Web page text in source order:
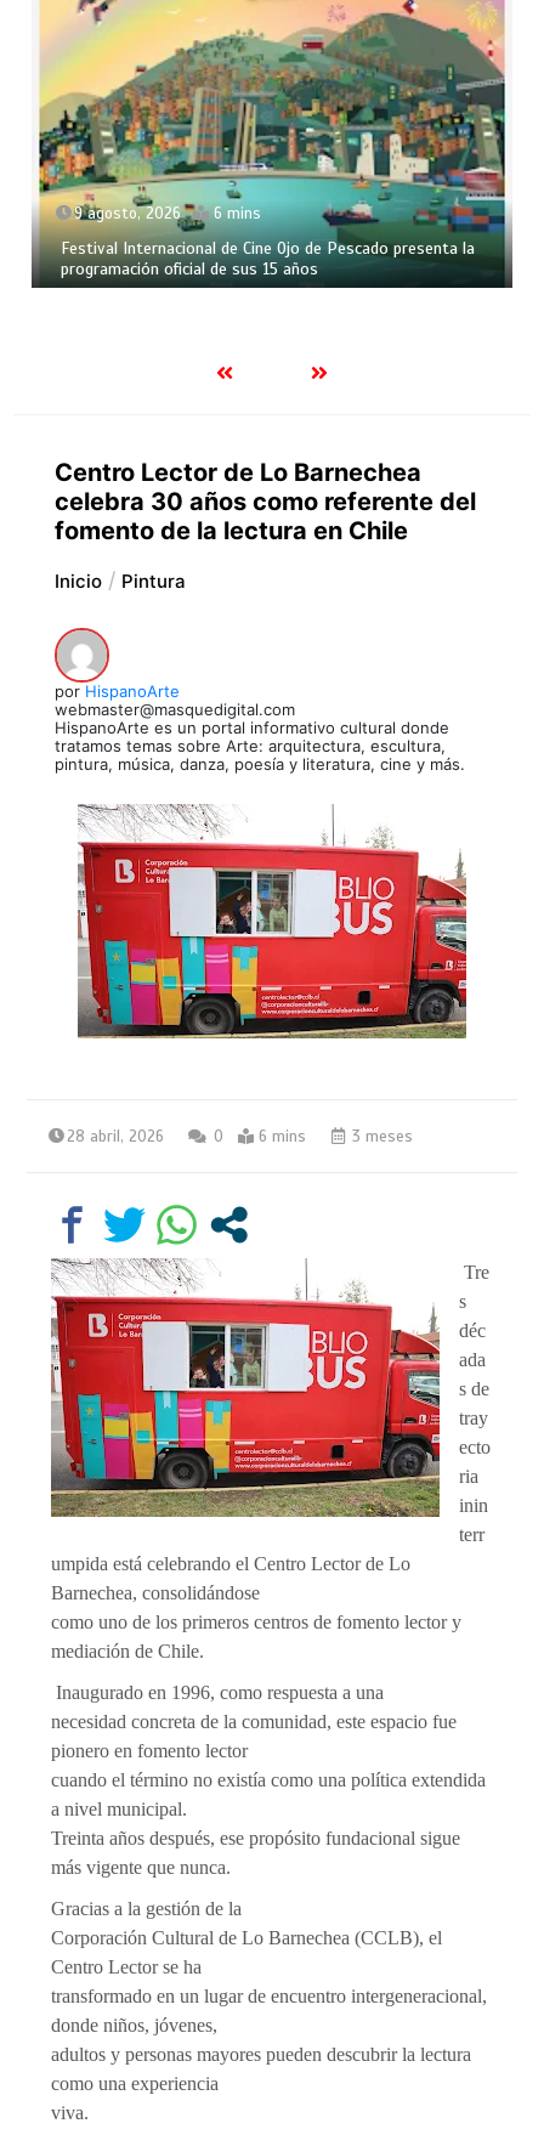
9 agosto, 2026 6 mins
Festival Internacional de Cine Ojo de Pescado presenta la
programación oficial de sus 15 años
Centro Lector de Lo Barnechea
celebra 30 años como referente del
fomento de la lectura en Chile
Inicio Pintura
por HispanoArte
webmaster@masquedigital.com
HispanoArte es un portal informativo cultural donde
tratamos temas sobre Arte: arquitectura, escultura,
pintura, música, danza, poesía y literatura, cine y más.
28 abril, 2026 0 6 mins 3 meses
Tre
s
déc
ada
s de
tray
ecto
ria
inin
terr
umpida está celebrando el Centro Lector de Lo
Barnechea, consolidándose
como uno de los primeros centros de fomento lector y
mediación de Chile.
Inaugurado en 1996, como respuesta a una
necesidad concreta de la comunidad, este espacio fue
pionero en fomento lector
cuando el término no existía como una política extendida
a nivel municipal.
Treinta años después, ese propósito fundacional sigue
más vigente que nunca.
Gracias a la gestión de la
Corporación Cultural de Lo Barnechea (CCLB), el
Centro Lector se ha
transformado en un lugar de encuentro intergeneracional,
donde niños, jóvenes,
adultos y personas mayores pueden descubrir la lectura
como una experiencia
viva.